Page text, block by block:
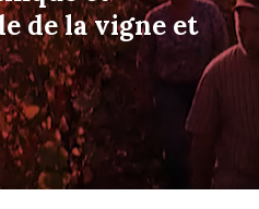
de la vigne et